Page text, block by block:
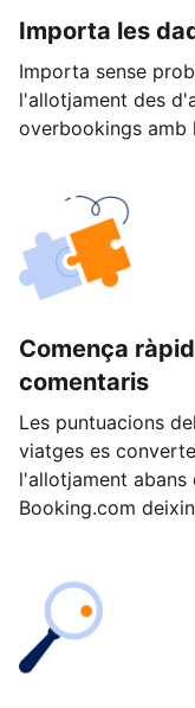
Importa les
Importa sense
l'allotjament des
overbookings amb
Comença
comentaris
Les puntuacions
viatges es
l'allotjament abans
Booking.com